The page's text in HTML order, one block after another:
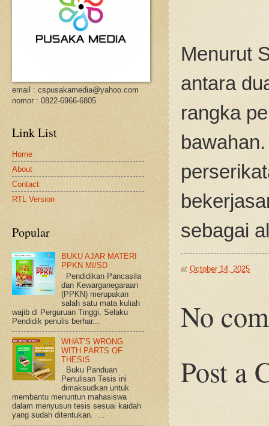
Menurut
antara
rangka
sebagai
at October 14, 2025
No
Post a
email : cspusakamedia@yahoo.com
nomor : 0822-6966-6805
Link List
Home
About
Contact
RTL Version
Popular
BUKU AJAR MATERI
PPKN MI/SD
Pendidikan Pancasila
dan Kewarganegaraan
(PPKN) merupakan
salah satu mata kuliah
wajib di Perguruan Tinggi. Selaku
Pendidik penulis berhar...
WHAT’S WRONG
WITH PARTS OF
THESIS
Buku Panduan
Penulisan Tesis ini
dimaksudkan untuk
membantu menuntun mahasiswa
dalam menyusun tesis sesuai kaidah
yang sudah ditentukan. ...